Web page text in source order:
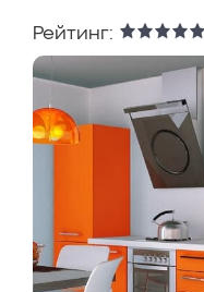
Рейтинг: